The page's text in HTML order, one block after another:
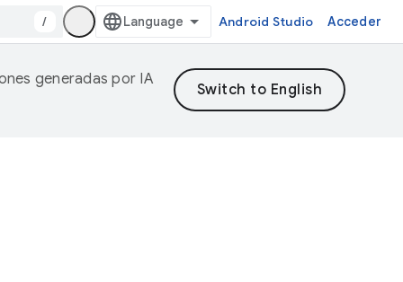
/ Android Studio Acceder
generadas por IA